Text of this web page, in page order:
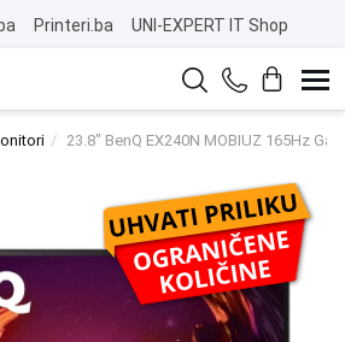
Printeri.ba UNI-EXPERT IT Shop
23.8" BenQ EX240N MOBIUZ 165Hz